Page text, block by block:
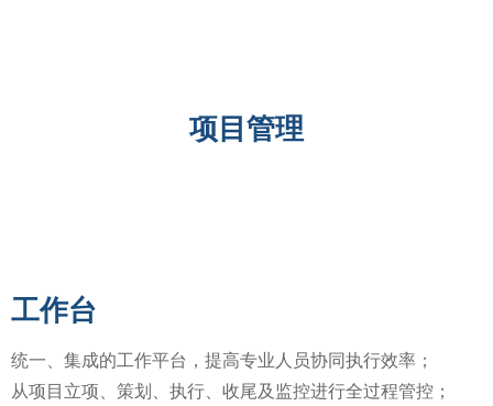
工作台
统一、集成的工作平台，提高专业人员协同执行效率；
从项目立项、策划、执行、收尾及监控进行全过程管控；
项目管理